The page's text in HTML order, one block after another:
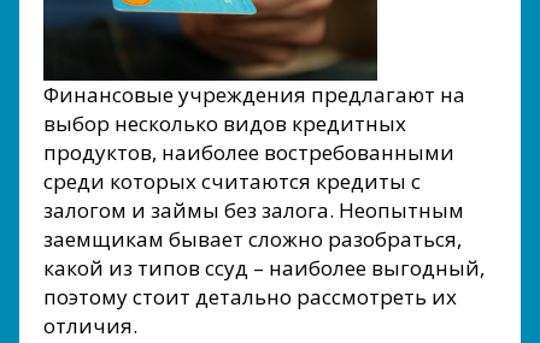
Финансовые учреждения предлагают на
выбор несколько видов кредитных
продуктов, наиболее востребованными
среди которых считаются кредиты с
залогом и займы без залога. Неопытным
заемщикам бывает сложно разобраться,
какой из типов ссуд – наиболее выгодный,
поэтому стоит детально рассмотреть их
отличия.